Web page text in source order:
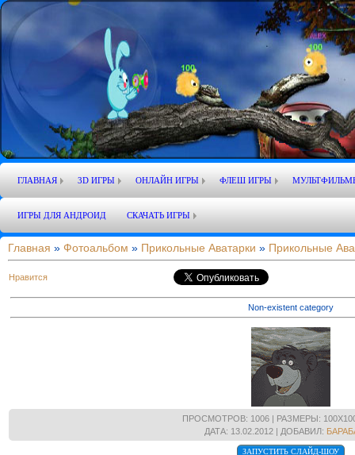
ГЛАВНАЯ 3D ИГРЫ ОНЛАЙН ИГРЫ ФЛЕШ ИГРЫ
ИГРЫ ДЛЯ АНДРОИД СКАЧАТЬ ИГРЫ
Главная » Фотоальбом » Прикольные Аватарки » Прикольные
Нравится
Non-existent category
ПРОСМОТРОВ: 1006 | РАЗМЕРЫ:
ДАТА: 13.02.2012 | ДОБАВИЛ: